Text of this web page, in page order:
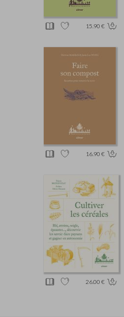
15.90 €
16.90 €
26.00 €